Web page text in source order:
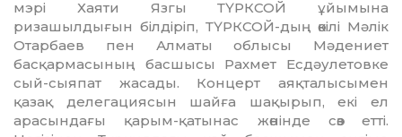
мэрі Хаяти Язгы ТҮРКСОЙ ұйымына
ризашылдығын білдіріп, ТҮРКСОЙ-дың өкілі Мәлік
Отарбаев пен Алматы облысы Мәдениет
басқарма­сы­ның басшысы Рахмет Есдәулетовке
сый-сыяпат жасады. Концерт аяқталысымен
қазақ делегациясын шайға шақырып, екі ел
арасындағы қарым-қатынас жөнінде сөз етті.